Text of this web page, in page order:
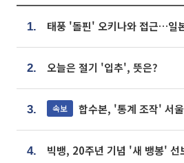
1.
2. 오늘은 절기 '입추', 뜻은?
3. 속보 합수본, '통계 조작' 서울·경기·충북
4.